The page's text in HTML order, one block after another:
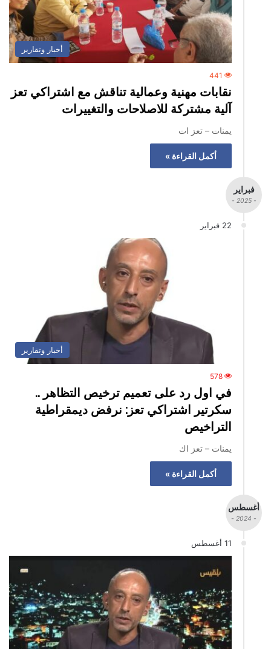
أخبار وتقارير
441
نقابات مهنية وعمالية تناقش مع اشتراكي تعز
آلية مشتركة للاصلاحات والتغييرات
يمنات – تعز ات
أكمل القراءة »
فبراير
- 2025 -
22 فبراير
أخبار وتقارير
578
في اول رد على تعميم ترخيص التظاهر ..
سكرتير اشتراكي تعز: نرفض ديمقراطية
التراخيص
يمنات – تعز اك
أكمل القراءة »
أغسطس
- 2024 -
11 أغسطس